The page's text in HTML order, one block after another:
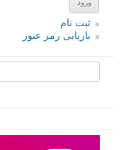
ثبت نام
بازیابی رمز عبور